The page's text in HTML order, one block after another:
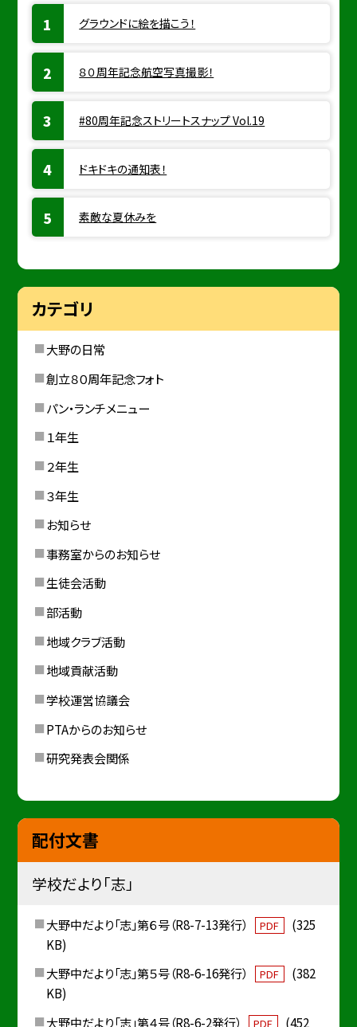
グラウンドに絵を描こう！
８０周年記念航空写真撮影！
#80周年記念ストリートスナップ Vol.19
ドキドキの通知表！
素敵な夏休みを
カテゴリ
大野の日常
創立８０周年記念フォト
パン・ランチメニュー
１年生
２年生
３年生
お知らせ
事務室からのお知らせ
生徒会活動
部活動
地域クラブ活動
地域貢献活動
学校運営協議会
PTAからのお知らせ
研究発表会関係
配付文書
学校だより「志」
大野中だより「志」第６号（R8-7-13発行） PDF
(325
KB)
大野中だより「志」第５号（R8-6-16発行）
PDF
(382
KB)
大野中だより「志」第４号（R8-6-2発行）
PDF (452